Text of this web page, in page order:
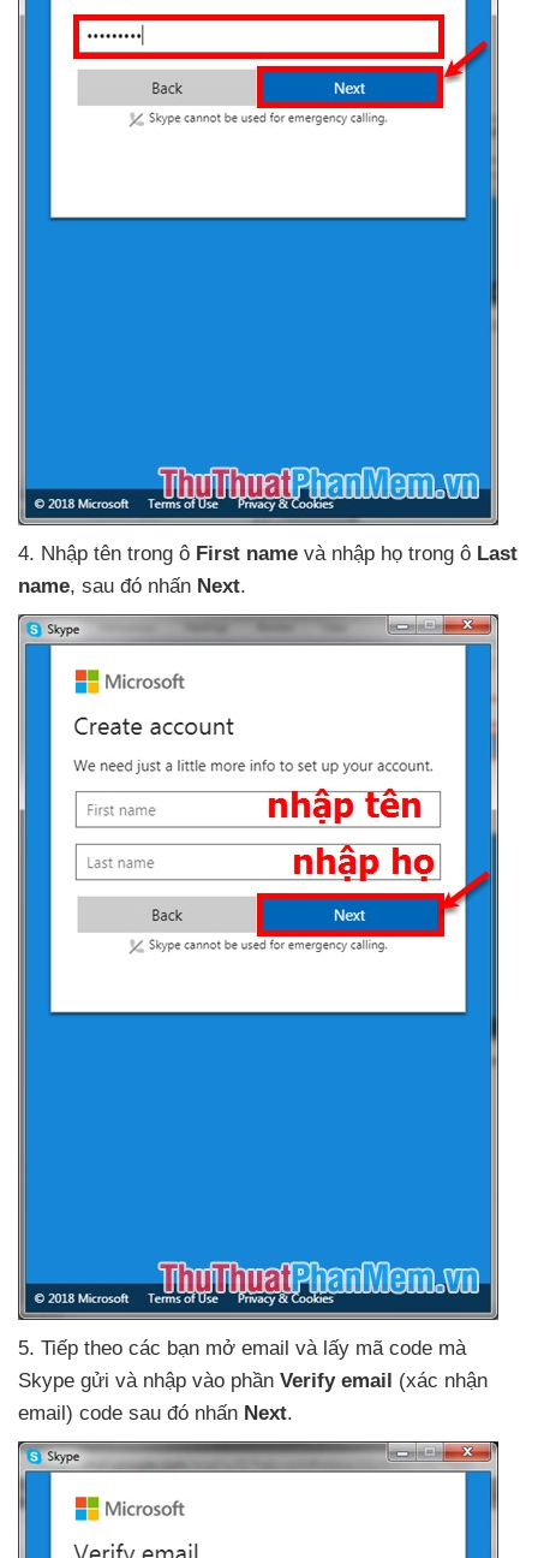
4. Nhập tên trong ô First name và nhập họ trong ô Last
name, sau đó nhấn Next.
5. Tiếp theo các bạn mở email và lấy mã code mà
Skype gửi và nhập vào phần Verify email (xác nhận
email) code sau đó nhấn Next.